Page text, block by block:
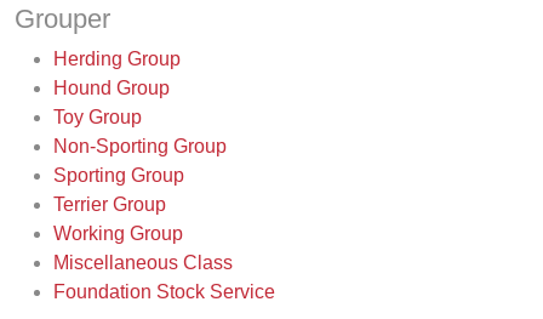
Grouper
Herding Group
Hound Group
Toy Group
Non-Sporting Group
Sporting Group
Terrier Group
Working Group
Miscellaneous Class
Foundation Stock Service